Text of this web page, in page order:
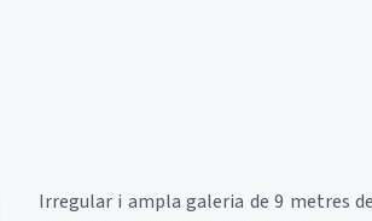
Irregular i ampla galeria de 9 metres